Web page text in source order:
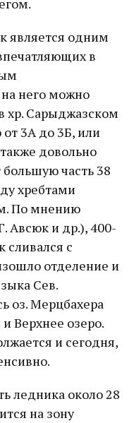
является одним
в
него можно
хр. Сарыджазском
3А до 3Б, или
довольно
часть 38
хребтами
По мнению
Авсюк и др.), 400-
сливался с
отделение и
Сев.
оз. Мерцбахера
Верхнее озеро.
и сегодня,
ледника около 28
на зону